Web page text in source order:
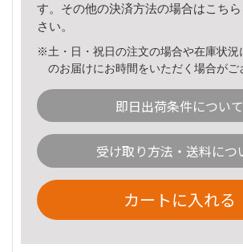
す。その他の決済方法の場合はこちら
さい。
※土・日・祝日の注文の場合や在庫状況
のお届けにお時間をいただく場合がご
即日出荷条件について
受け取り方法・送料につ
カートに入れる